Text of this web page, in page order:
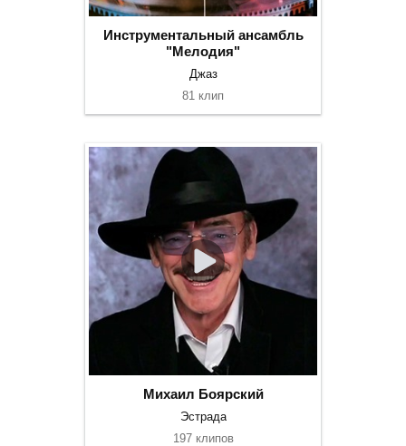
Инструментальный ансамбль
"Мелодия"
Джаз
81 клип
Михаил Боярский
Эстрада
197 клипов